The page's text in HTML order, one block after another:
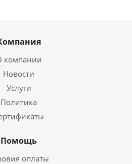
компании
Новости
Услуги
Политика
Помощь
оплаты